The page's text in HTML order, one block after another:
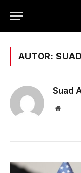
AUTOR:
Suad
Website